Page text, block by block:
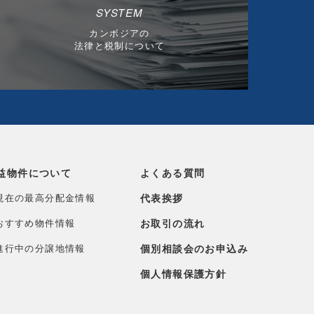
SYSTEM
カンボジアの
法律と税制について
物件について
在の最高分配金情報
すすめ物件情報
行中の分譲地情報
よくある質問
代表挨拶
お取引の流れ
個別相談会のお申込み
個人情報保護方針